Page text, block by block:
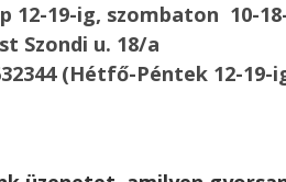
12-19-ig, szombaton 10-
Szondi u. 18/a
(Hétfő-Péntek 12-19-